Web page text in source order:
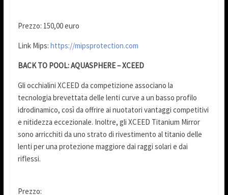
Prezzo: 150,00 euro
Link Mips: https://mipsprotection.com
BACK TO POOL:AQUASPHERE – XCEED
Gli occhialini XCEED da competizione associano la
tecnologia brevettata delle lenti curve a un basso profilo
idrodinamico, così da offrire ai nuotatori vantaggi competitivi
e nitidezza eccezionale. Inoltre, gli XCEED Titanium Mirror
sono arricchiti da uno strato di rivestimento al titanio delle
lenti per una protezione maggiore dai raggi solari e dai
riflessi.
Prezzo: